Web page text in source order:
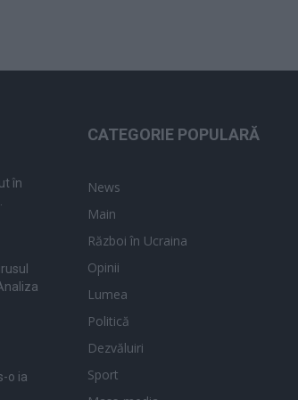
în
o ia
CATEGORIE POPULARĂ
News
Main
Război în Ucraina
Opinii
Lumea
Politică
Dezvăluiri
Sport